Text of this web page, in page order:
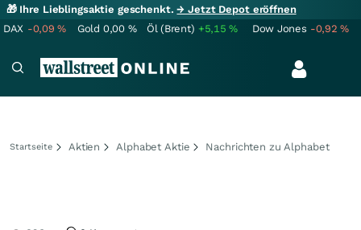
🎁 Ihre Lieblingsaktie geschenkt.→ Jetzt Depot eröffnen
DAX -0,09% Gold 0,00 % Öl (Brent) +5,15% Dow Jones -0,92%
Startseite Aktien Alphabet Aktie Nachrichten zu Alphabet